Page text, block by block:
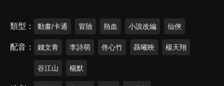
類型 動畫/卡通 冒險 熱血 小說改編 仙俠
配音 錢文青 李詩萌 佟心竹 聶曦映 楊天翔
谷江山 楊默